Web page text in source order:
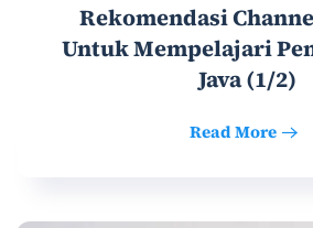
Rekomendasi
Untuk Mempelajari
Java (1/2)
Read More